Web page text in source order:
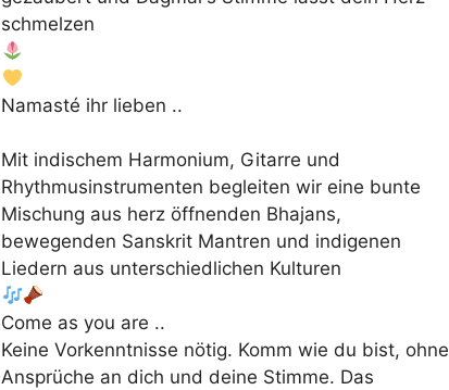
schmelzen
Namasté ihr lieben ..
Mit indischem Harmonium, Gitarre und
Rhythmusinstrumenten begleiten wir eine bunte
Mischung aus herz öffnenden Bhajans,
bewegenden Sanskrit Mantren und indigenen
Liedern aus unterschiedlichen Kulturen
Come as you are .. ​
Keine Vorkenntnisse nötig. Komm wie du bist, ohne
Ansprüche an dich und deine Stimme. Das